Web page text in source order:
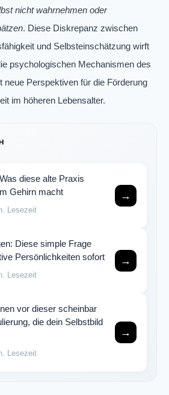
nicht wahrnehmen oder
. Diese Diskrepanz zwischen
und Selbsteinschätzung wirft
psychologischen Mechanismen des
neue Perspektiven für die Förderung
im höheren Lebensalter.
diese alte Praxis
Gehirn macht
Lesezeit
→
Diese simple Frage
Persönlichkeiten sofort
Lesezeit
→
vor dieser scheinbar
die dein Selbstbild
Lesezeit
→